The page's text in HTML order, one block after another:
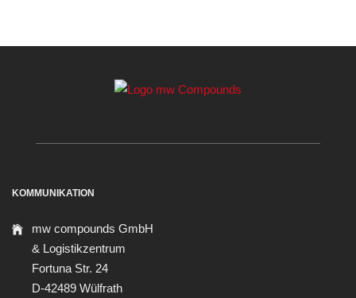
KOMMUNIKATION
mw compounds GmbH
& Logistikzentrum
Fortuna Str. 24
D-42489 Wülfrath